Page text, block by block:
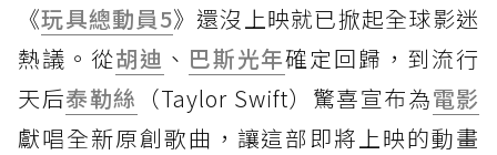
《玩具總動員5》還沒上映就已掀起全球影迷
熱議。從胡迪 、 巴斯光年確定回歸，到流行
天后泰勒絲 （Taylor Swift）驚喜宣布為電影
獻唱全新原創歌曲，讓這部即將上映的動畫